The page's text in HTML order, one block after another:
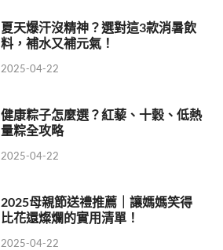
夏天爆汗沒精神？選對這3款消暑飲
料，補水又補元氣！
2025-04-22
健康粽子怎麼選？紅藜、十穀、低熱
量粽全攻略
2025-04-22
2025母親節送禮推薦｜讓媽媽笑得
比花還燦爛的實用清單！
2025-04-22